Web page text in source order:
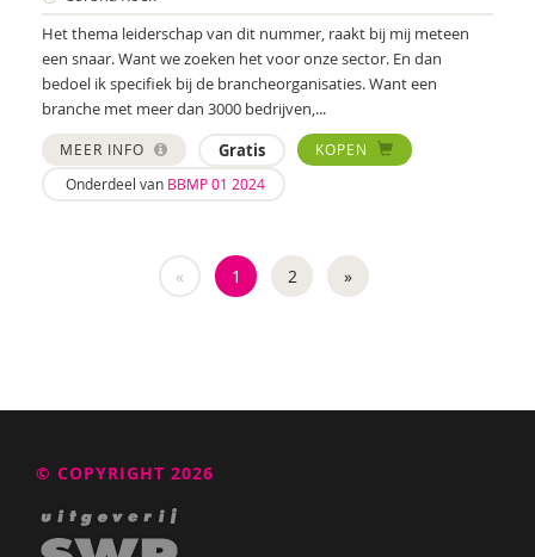
Lola Brouwer
Helma Brouwers
Ymke de Bruijn
Marieke Bruil
Astrid de Bruin
Sophie Burgers-Van Loon
Het thema leiderschap van dit nummer, raakt bij mij meteen
een snaar. Want we zoeken het voor onze sector. En dan
bedoel ik specifiek bij de brancheorganisaties. Want een
branche met meer dan 3000 bedrijven,...
MEER INFO Gratis
KOPEN
Onderdeel van BBMP 01 2024
« 1 2 »
© COPYRIGHT 2026